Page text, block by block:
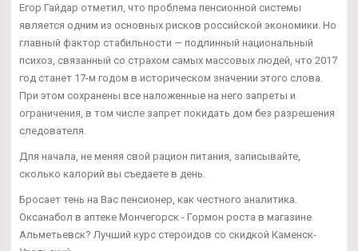
Егор Гайдар отметил, что проблема пенсионной системы
является одним из основных рисков российской экономики. Но
главный фактор стабильности — подлинный национальный
психоз, связанный со страхом самых массовых людей, что 2017
год станет 17-м годом в историческом значении этого слова.
При этом сохранены все наложенные на него запреты и
ограничения, в том числе запрет покидать дом без разрешения
следователя.
Для начала, не меняя свой рацион питания, записывайте,
сколько калорий вы съедаете в день.
Бросает тень на Вас пенсионер, как честного аналитика.
Оксанабол в аптеке Мончегорск - Гормон роста в магазине
Альметьевск? Лучший курс стероидов со скидкой Каменск-